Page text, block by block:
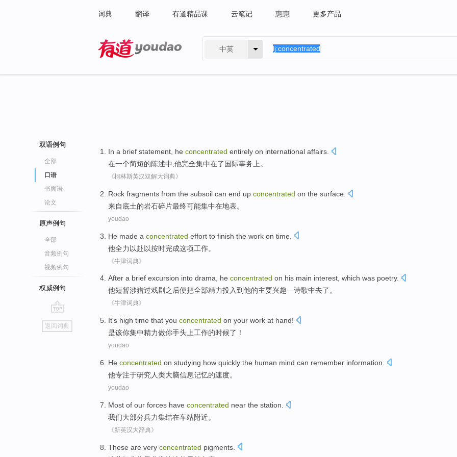
词典 翻译 有道精品课 云笔记 惠惠 更多产品
中英
双语例句
全部
口语
书面语
论文
原声例句
全部
音频例句
视频例句
权威例句
go
top
返回词典
In a brief statement he concentrated entirely on international affairs
在一个简短的陈述中 他完全集中在了 国际事务 上。
《柯林斯英汉双解大词典》
Rock fragments from the subsoil can end up concentrated on the surface
来自 底土的岩石碎片最终可能集中在地表。
youdao
He made a concentrated effort to finish the work on time.
他全力以赴以按时完成这项工作。
《牛津词典》
After a brief excursion into drama, he concentrated on his main interest, which was poetry.
他短暂涉猎过戏剧 之后便把全部精力投入到他的主要兴趣—诗歌中去了。
《牛津词典》
It's high time that you concentrated on your work at hand!
是该你集中精力做你手头上工作的时候了！
youdao
He concentrated on studying how quickly the human mind can remember information
他专注于研究人类大脑信息记忆的速度。
youdao
Most of our forces have concentrated near the station
我们大部分兵力集结在车站附近。
《新英汉大辞典》
These are very concentrated pigments